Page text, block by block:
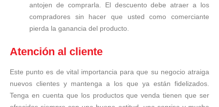
antojen de comprarla. El descuento debe atraer a los
compradores sin hacer que usted como comerciante
pierda la ganancia del producto.
Atención al cliente
Este punto es de vital importancia para que su negocio atraiga
nuevos clientes y mantenga a los que ya están fidelizados.
Tenga en cuenta que los productos que venda tienen que ser